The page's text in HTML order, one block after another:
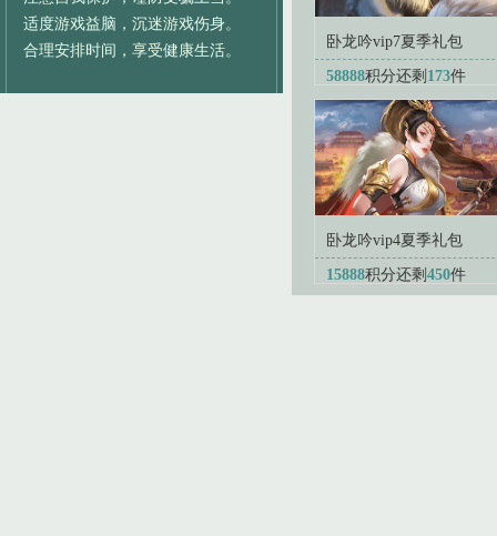
适度游戏益脑，沉迷游戏伤身。
合理安排时间，享受健康生活。
卧龙吟vip7夏季礼包
58888积分还剩 173件
卧龙吟vip4夏季礼包
15888积分还剩 450件